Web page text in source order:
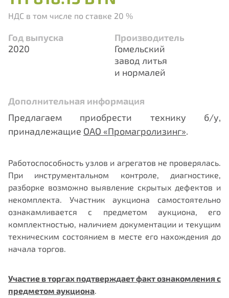
НДС в том числе по ставке 20 %
Год выпуска
2020
Производитель
Гомельский
завод литья
и нормалей
Дополнительная информация
Предлагаем приобрести технику б/у,
принадлежащие ОАО «Промагролизинг».
Работоспособность узлов и агрегатов не проверялась.
При инструментальном контроле, диагностике,
разборке возможно выявление скрытых дефектов и
некомплекта. Участник аукциона самостоятельно
ознакамливается с предметом аукциона, его
комплектностью, наличием документации и текущим
техническим состоянием в месте его нахождения до
начала торгов.
Участие в торгах подтверждает факт ознакомления с
предметом аукциона